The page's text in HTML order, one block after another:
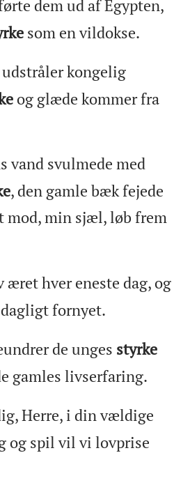
dem ud af Egypten,
som en vildokse.
kongelig
og glæde kommer fra
vand svulmede med
, den gamle bæk fejede
mod, min sjæl, løb frem
æret hver eneste dag, og
fornyet.
de unges styrke
gamles livserfaring.
Herre, i din vældige
og spil vil vi lovprise